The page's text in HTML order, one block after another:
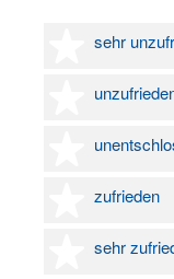
sehr
1
2
3
zufrieden
4
sehr
5